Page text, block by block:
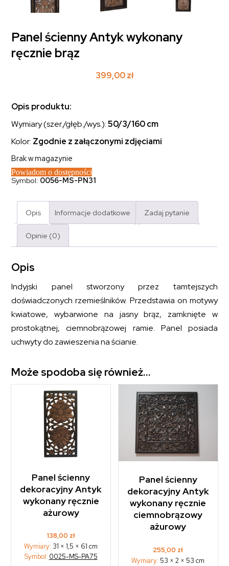
Panel ścienny Antyk wykonany
ręcznie brąz
399,00zł
Opis produktu:
Wymiary (szer./głęb./wys.):50/3/160 cm
Kolor: Zgodnie z załączonymi zdjęciami
Brak w magazynie
Powiadom o dostępności
Symbol: 0056-MS-PN31
Opis Informacje dodatkowe Zadaj pytanie
Opinie (0)
Opis
Indyjski panel stworzony przez tamtejszych
doświadczonych rzemieślników. Przedstawia on motywy
kwiatowe, wybarwione na jasny brąz, zamknięte w
prostokątnej, ciemnobrązowej ramie. Panel posiada
uchwyty do zawieszenia na ścianie.
Może spodoba się również…
Panel ścienny
dekoracyjny Antyk
wykonany ręcznie
ażurowy
138,00 zł
Wymiary: 31 × 1,5 × 61 cm
Symbol: 0025-MS-PA75
Panel ścienny
dekoracyjny Antyk
wykonany ręcznie
ciemnobrązowy
ażurowy
255,00 zł
Wymiary:53 × 2 × 53 cm